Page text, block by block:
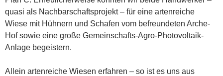
quasi als Nachbarschaftsprojekt – für eine artenreiche
Wiese mit Hühnern und Schafen vom befreundeten Arche-
Hof sowie eine große Gemeinschafts-Agro-Photovoltaik-
Anlage begeistern.
Allein artenreiche Wiesen erfahren – so ist es uns aus